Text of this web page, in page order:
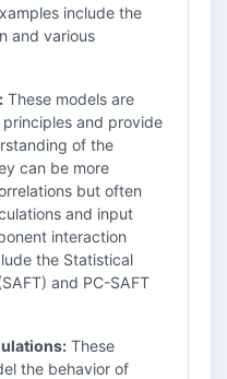
include the
and various
These models are
and provide
of the
can be more
but often
and input
interaction
the Statistical
and PC-SAFT
These
the behavior of